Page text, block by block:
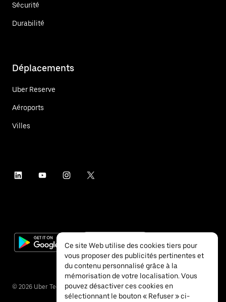
Sécurité
Durabilité
Déplacements
Uber Reserve
Aéroports
Villes
© 2026 Uber Technologies Inc.
Ce site Web utilise des cookies tiers pour
vous proposer des publicités pertinentes et
du contenu personnalisé grâce à la
mémorisation de votre localisation. Vous
pouvez désactiver ces cookies en
sélectionnant le bouton « Refuser » ci-